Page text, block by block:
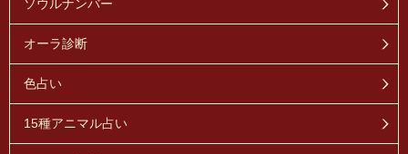
ソウルナンバー
オーラ診断
色占い
15種アニマル占い